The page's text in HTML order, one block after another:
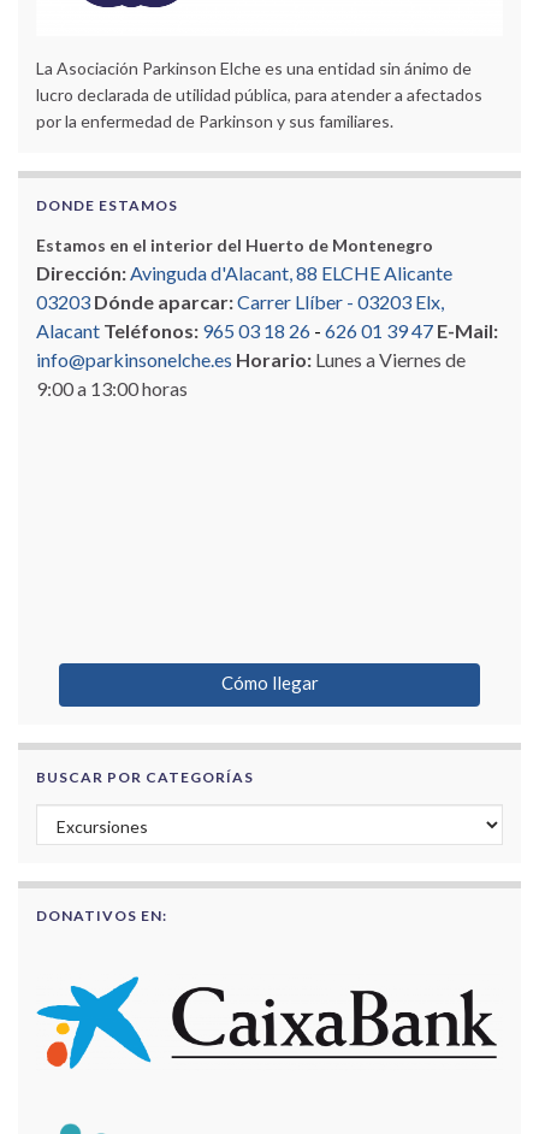
La Asociación Parkinson Elche es una entidad sin ánimo de
lucro declarada de utilidad pública, para atender a afectados
por la enfermedad de Parkinson y sus familiares.
DONDE ESTAMOS
Estamos en el interior del Huerto de Montenegro
Dirección:Avinguda d'Alacant, 88 ELCHE Alicante
03203 Dónde aparcar:Carrer Llíber - 03203 Elx,
Alacant Teléfonos: 965 03 18 26 - 626 01 39 47 E-Mail:
info@parkinsonelche.es Horario: Lunes a Viernes de
9:00 a 13:00 horas
Cómo llegar
BUSCAR POR CATEGORÍAS
Buscar por categorías
DONATIVOS EN: